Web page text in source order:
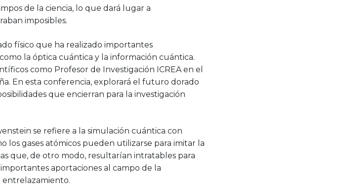
de la ciencia, lo que dará lugar a
imposibles.
físico que ha realizado importantes
la óptica cuántica y la información cuántica.
como Profesor de Investigación ICREA en el
En esta conferencia, explorará el futuro dorado
que encierran para la investigación
se refiere a la simulación cuántica con
los gases atómicos pueden utilizarse para imitar la
que, de otro modo, resultarían intratables para
aportaciones al campo de la
entrelazamiento.